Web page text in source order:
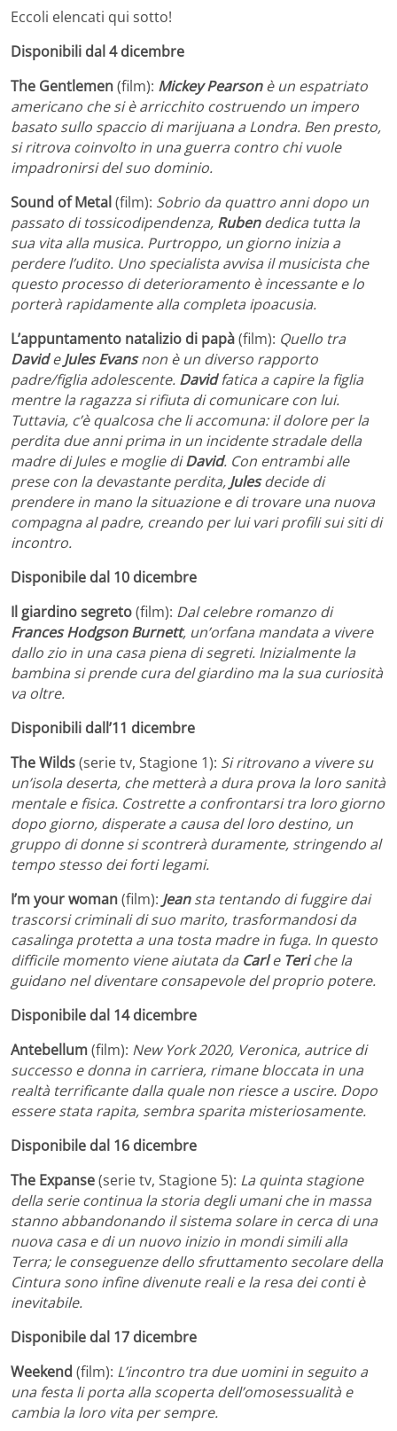
Eccoli elencati qui sotto!
Disponibili dal 4 dicembre
The Gentlemen(film): Mickey Pearsonè un espatriato
americano che si è arricchito costruendo un impero
basato sullo spaccio di marijuana a Londra. Ben presto,
si ritrova coinvolto in una guerra contro chi vuole
impadronirsi del suo dominio.
Sound of Metal (film): Sobrio da quattro anni dopo un
passato di tossicodipendenza, Rubendedica tutta la
sua vita alla musica. Purtroppo, un giorno inizia a
perdere l’udito. Uno specialista avvisa il musicista che
questo processo di deterioramento è incessante e lo
porterà rapidamente alla completa ipoacusia.
L’appuntamento natalizio di papà(film): Quello tra
DavideJules Evansnon è un diverso rapporto
padre/figlia adolescente. Davidfatica a capire la figlia
mentre la ragazza si rifiuta di comunicare con lui.
Tuttavia, c’è qualcosa che li accomuna: il dolore per la
perdita due anni prima in un incidente stradale della
madre di Jules e moglie diDavid. Con entrambi alle
prese con la devastante perdita, Julesdecide di
prendere in mano la situazione e di trovare una nuova
compagna al padre, creando per lui vari profili sui siti di
incontro.
Disponibile dal 10 dicembre
Il giardino segreto(film): Dal celebre romanzo di
Frances Hodgson Burnett, un’orfana mandata a vivere
dallo zio in una casa piena di segreti. Inizialmente la
bambina si prende cura del giardino ma la sua curiosità
va oltre.
Disponibili dall’11 dicembre
The Wilds(serie tv, Stagione 1): Si ritrovano a vivere su
un’isola deserta, che metterà a dura prova la loro sanità
mentale e fisica. Costrette a confrontarsi tra loro giorno
dopo giorno, disperate a causa del loro destino, un
gruppo di donne si scontrerà duramente, stringendo al
tempo stesso dei forti legami.
I’m yourwoman(film): Jeansta tentando di fuggire dai
trascorsi criminali di suo marito, trasformandosi da
casalinga protetta a una tosta madre in fuga. In questo
difficile momento viene aiutata da Carle Teriche la
guidano nel diventare consapevole del proprio potere.
Disponibile dal 14 dicembre
Antebellum(film): New York 2020, Veronica, autrice di
successo e donna in carriera, rimane bloccata in una
realtà terrificante dalla quale non riesce a uscire. Dopo
essere stata rapita, sembra sparita misteriosamente.
Disponibile dal 16 dicembre
The Expanse(serie tv, Stagione 5): La quinta stagione
della serie continua la storia degli umani che in massa
stanno abbandonando il sistema solare in cerca di una
nuova casa e di un nuovo inizio in mondi simili alla
Terra; le conseguenze dello sfruttamento secolare della
Cintura sono infine divenute reali e la resa dei conti è
inevitabile.
Disponibile dal 17 dicembre
Weekend (film): L’incontro tra due uomini in seguito a
una festa li porta alla scoperta dell’omosessualità e
cambia la loro vita per sempre.